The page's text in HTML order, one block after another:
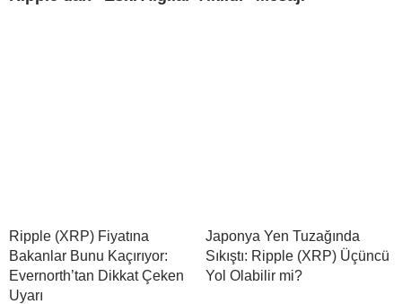
Ripple (XRP) Fiyatına
Bakanlar Bunu Kaçırıyor:
Evernorth’tan Dikkat Çeken
Uyarı
Japonya Yen Tuzağında
Sıkıştı: Ripple (XRP) Üçüncü
Yol Olabilir mi?